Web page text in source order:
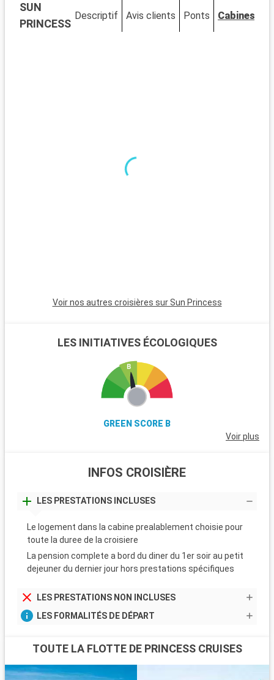
galeries d'art et restaurants, offre une expérience de
shopping et de détente unique. Le Musée de Bonnet House se
distingue par son architecture singulière et ses jardins
minutes, est incontournable avec son atmosphère animée,
ses plages et son quartier Art Déco. Pour une ambiance plus
SUN
PRINCESS
Descriptif Avis clients Ponts Cabines
Voir nos autres croisières sur Sun Princess
LES INITIATIVES ÉCOLOGIQUES
GREEN SCORE B
Voir plus
INFOS CROISIÈRE
LES PRESTATIONS INCLUSES
Le logement dans la cabine prealablement choisie pour
toute la duree de la croisiere
La pension complete a bord du diner du 1er soir au petit
dejeuner du dernier jour hors prestations spécifiques
LES PRESTATIONS NON INCLUSES
LES FORMALITÉS DE DÉPART
TOUTE LA FLOTTE DE PRINCESS CRUISES